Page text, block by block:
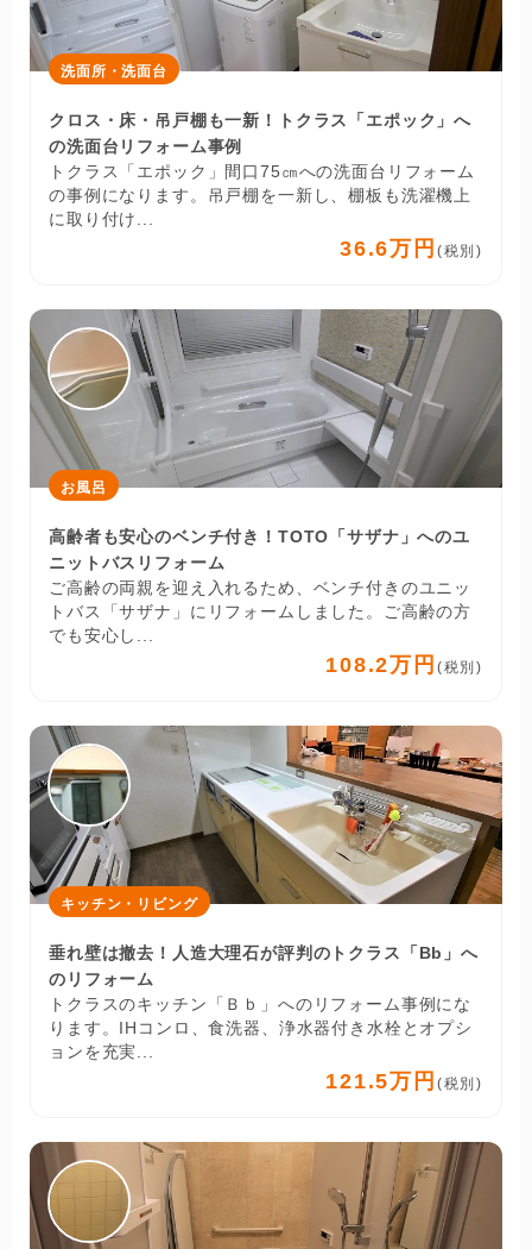
洗面所・洗面台
クロス・床・吊戸棚も一新！トクラス「エポック」へ
の洗面台リフォーム事例
トクラス「エポック」間口75㎝への洗面台リフォーム
の事例になります。吊戸棚を一新し、棚板も洗濯機上
に取り付け...
36.6万円 (税別)
お風呂
高齢者も安心のベンチ付き！TOTO「サザナ」へのユ
ニットバスリフォーム
ご高齢の両親を迎え入れるため、ベンチ付きのユニッ
トバス「サザナ」にリフォームしました。ご高齢の方
でも安心し...
108.2万円 (税別)
キッチン・リビング
垂れ壁は撤去！人造大理石が評判のトクラス「Bb」へ
のリフォーム
トクラスのキッチン「Ｂｂ」へのリフォーム事例にな
ります。IHコンロ、食洗器、浄水器付き水栓とオプシ
ョンを充実...
121.5万円 (税別)